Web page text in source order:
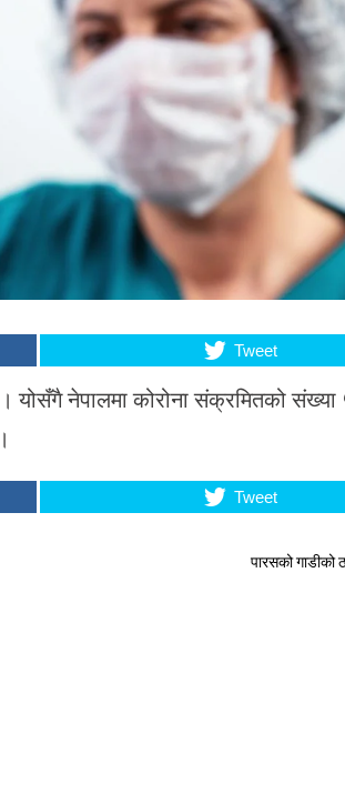
Tweet
योसँगै नेपालमा कोरोना संक्रमितको
Tweet
पारसको गाडीको